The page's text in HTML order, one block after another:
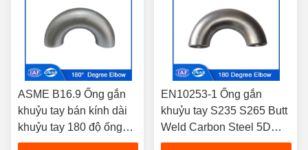
ASME B16.9 Ống gắn
khuỷu tay bán kính dài
khuỷu tay 180 độ ống
thép không gỉ khuỷu tay
EN10253-1 Ống gắn
khuỷu tay S235 S265 Butt
Weld Carbon Steel 5D
180 độ